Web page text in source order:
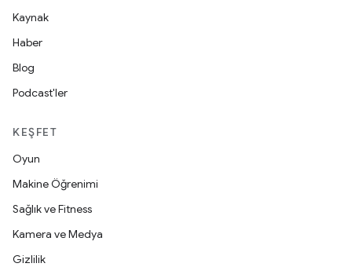
Kaynak
Haber
Blog
Podcast'ler
KEŞFET
Oyun
Makine Öğrenimi
Sağlık ve Fitness
Kamera ve Medya
Gizlilik